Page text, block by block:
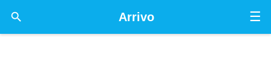
☰
Arrivo
